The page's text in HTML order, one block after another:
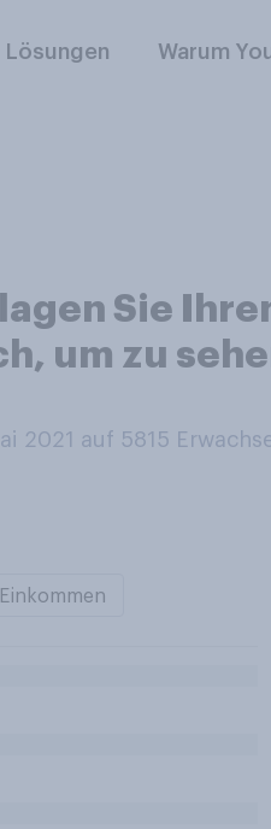
Lösungen Warum
Sie
um zu
2021 auf 5815
Einkommen